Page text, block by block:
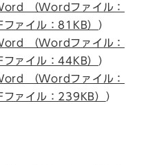
（Wordファイル：
ァイル：81KB） ）
（Wordファイル：
ァイル：44KB） ）
（Wordファイル：
ファイル：239KB） ）